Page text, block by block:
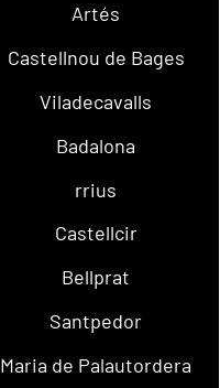
Artés
Castellnou de Bages
Viladecavalls
Badalona
rrius
Castellcir
Bellprat
Santpedor
Maria de Palautordera